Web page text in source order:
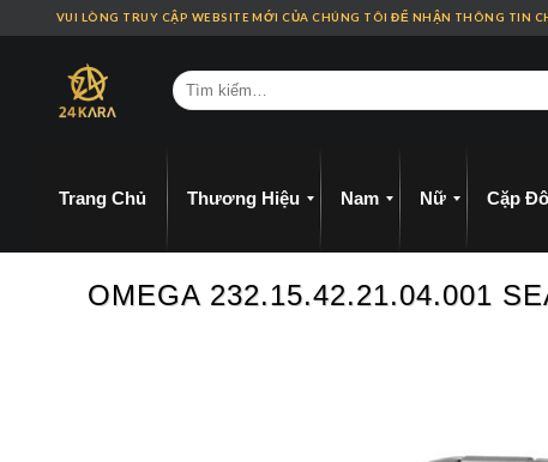
VUI LÒNG TRUY CẬP WEBSITE MỚI CỦA CHÚNG TÔI ĐỂ NHẬN THÔNG TIN
Trang Chủ Thương Hiệu Nam Nữ Cặp
OMEGA 232.15.42.21.04.001